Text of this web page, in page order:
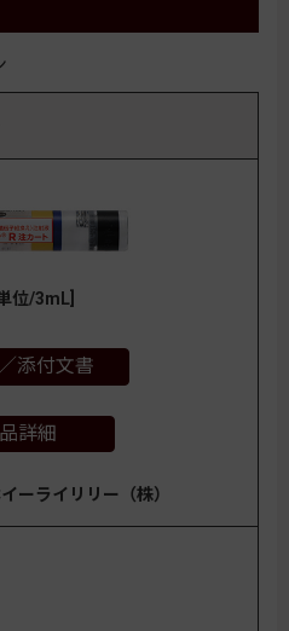
位/3mL]
添付文書
詳細
ーライリリー（株）